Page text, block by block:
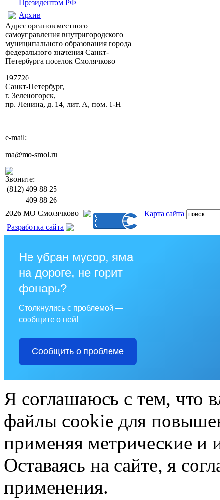
Президентом РФ
Архив
Адрес органов местного
самоуправления внутригородского
муниципального образования города
федерального значения Санкт-
Петербурга поселок Смолячково
197720
Санкт-Петербург,
г. Зеленогорск,
пр. Ленина, д. 14, лит. А, пом. 1-Н
e-mail:
ma@mo-smol.ru
Звоните:
(812) 409 88 25
409 88 26
2026 МО Смолячково
Карта сайта
Разработка сайта
Не убран мусор, яма
на дороге, не горит
фонарь?
Столкнулись с проблемой —
сообщите о ней!
Сообщить о проблеме
Я соглашаюсь с тем, что
файлы cookie для
применяя метрические и
Оставаясь на сайте, я
применения.